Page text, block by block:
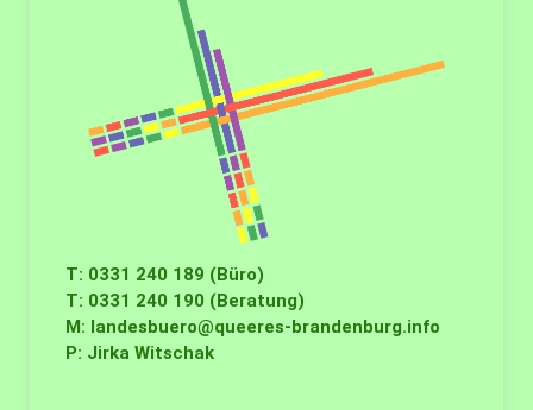
T: 0331 240 189 (Büro)
T: 0331 240 190 (Beratung)
M: landesbuero@queeres-brandenburg.info
P: Jirka Witschak